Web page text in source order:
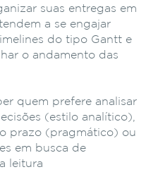
suas entregas em
a se engajar
do tipo Gantt e
o andamento das
quem prefere analisar
(estilo analítico),
prazo (pragmático) ou
em busca de
leitura